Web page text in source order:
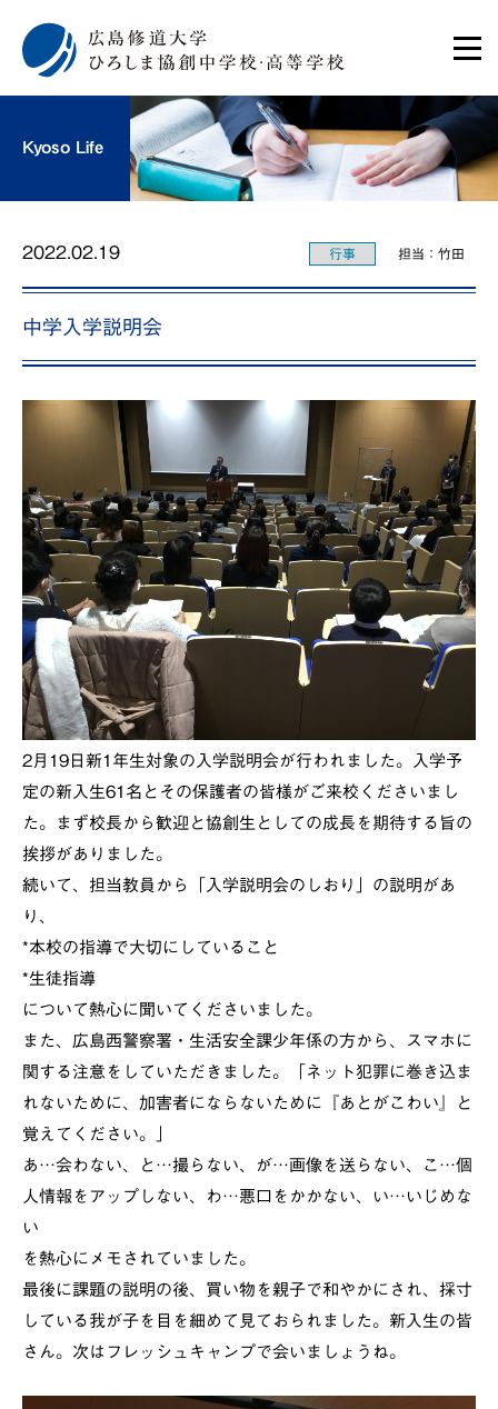
Kyoso Life
2022.02.19 行事 担当：竹田
中学入学説明会
2月19日新1年生対象の入学説明会が行われました。入学予
定の新入生61名とその保護者の皆様がご来校くださいまし
た。まず校長から歓迎と協創生としての成長を期待する旨の
挨拶がありました。
続いて、担当教員から「入学説明会のしおり」の説明があ
り、
*本校の指導で大切にしていること
*生徒指導
について熱心に聞いてくださいました。
また、広島西警察署・生活安全課少年係の方から、スマホに
関する注意をしていただきました。「ネット犯罪に巻き込ま
れないために、加害者にならないために『あとがこわい』と
覚えてください。」
あ…会わない、と…撮らない、が…画像を送らない、こ…個
人情報をアップしない、わ…悪口をかかない、い…いじめな
い
を熱心にメモされていました。
最後に課題の説明の後、買い物を親子で和やかにされ、採寸
している我が子を目を細めて見ておられました。新入生の皆
さん。次はフレッシュキャンプで会いましょうね。